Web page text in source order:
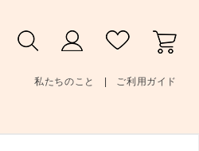
私たちのこと ご利用ガイド